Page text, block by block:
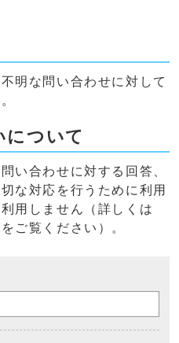
明な問い合わせに対して
について
い合わせに対する回答、
な対応を行うために利用
用しません（詳しくは
をご覧ください）。